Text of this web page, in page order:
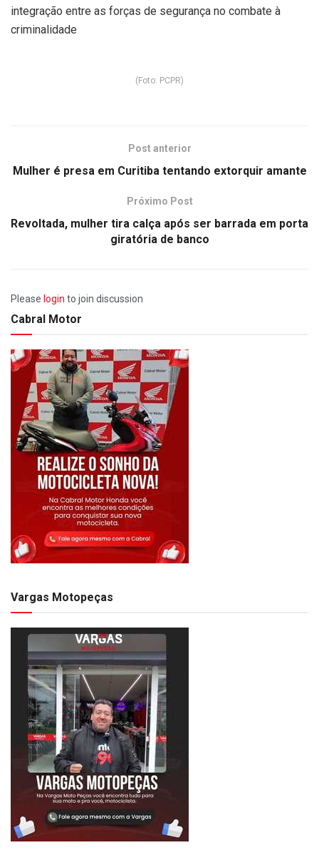
integração entre as forças de segurança no combate à
criminalidade
(Foto: PCPR)
Post anterior
Mulher é presa em Curitiba tentando extorquir amante
Próximo Post
Revoltada, mulher tira calça após ser barrada em porta
giratória de banco
Please login to join discussion
Cabral Motor
Vargas Motopeças